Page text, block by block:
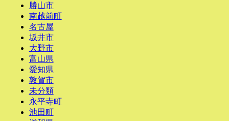
勝山市
南越前町
名古屋
坂井市
大野市
富山県
愛知県
敦賀市
未分類
永平寺町
池田町